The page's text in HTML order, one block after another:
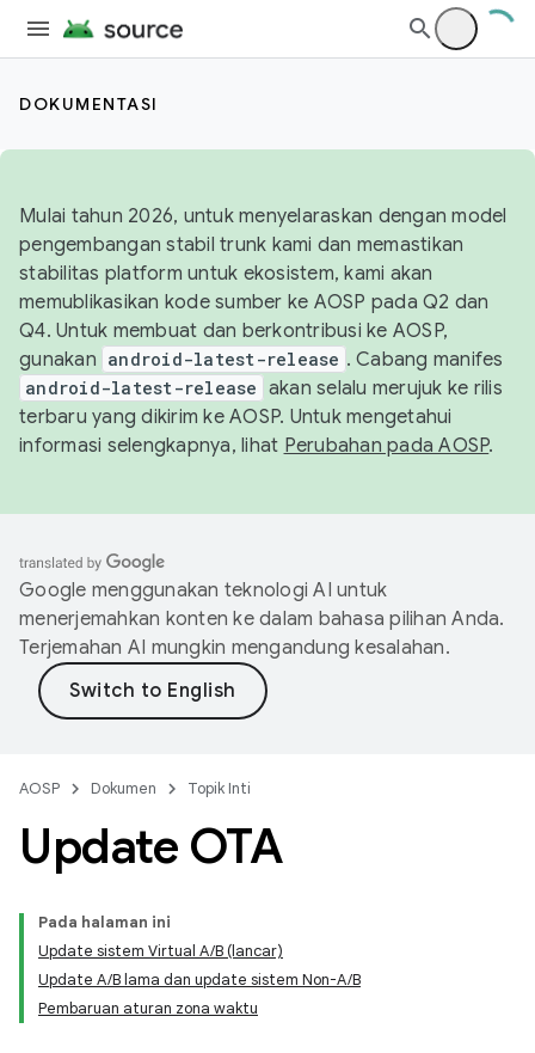
DOKUMENTASI
Mulai tahun 2026, untuk menyelaraskan dengan model
pengembangan stabil trunk kami dan memastikan
stabilitas platform untuk ekosistem, kami akan
memublikasikan kode sumber ke AOSP pada Q2 dan
Q4. Untuk membuat dan berkontribusi ke AOSP,
gunakan android-latest-release . Cabang manifes
android-latest-release akan selalu merujuk ke rilis
terbaru yang dikirim ke AOSP. Untuk mengetahui
informasi selengkapnya, lihat Perubahan pada AOSP.
Google menggunakan teknologi AI untuk
menerjemahkan konten ke dalam bahasa pilihan Anda.
Terjemahan AI mungkin mengandung kesalahan.
AOSP Dokumen Topik Inti
Update OTA
Pada halaman ini
Update sistem Virtual A/B (lancar)
Update A/B lama dan update sistem Non-A/B
Pembaruan aturan zona waktu